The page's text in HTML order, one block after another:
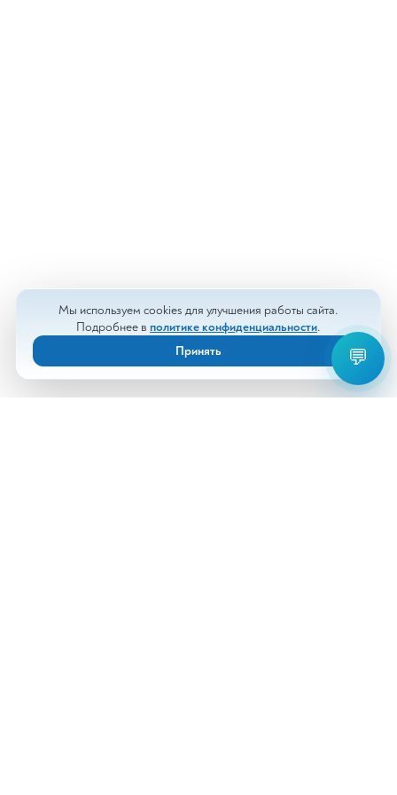
Мы используем cookies для улучшения работы сайта.
Подробнее в политике конфиденциальности.
Принять
💬